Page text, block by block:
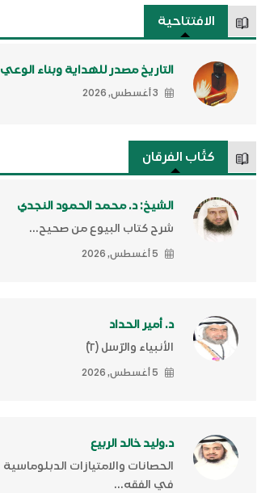
الافتتاحية
التاريخ مصدر للهداية وبناء الوعي
3 أغسطس, 2026
كتَّاب الفرقان
الشيخ: د. محمد الحمود النجدي
شرح كتاب البيوع من صحيح...
5 أغسطس, 2026
د. أمير الحداد
الأنبياء والرّسل (٢)ّ
5 أغسطس, 2026
د.وليد خالد الربيع
الحصانات والامتيازات الدبلوماسية
في الفقه...